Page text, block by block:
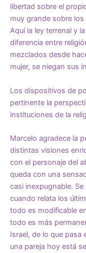
libertad sobre el
muy grande sobre
Aquí la ley terrenal y
diferencia entre
mezclados desde
mujer, se niegan sus
Los dispositivos de
pertinente la
instituciones de la
Marcelo agradece la
distintas visiones
con el personaje del
queda con una
casi inexpugnable.
cuando relata los
todo es modificable
todo es más
Israel, de lo que pasa
una pareja hoy está